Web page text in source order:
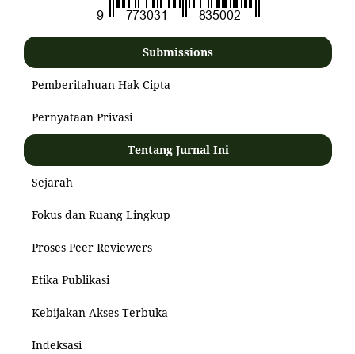
Submissions
Pemberitahuan Hak Cipta
Pernyataan Privasi
Tentang Jurnal Ini
Sejarah
Fokus dan Ruang Lingkup
Proses Peer Reviewers
Etika Publikasi
Kebijakan Akses Terbuka
Indeksasi